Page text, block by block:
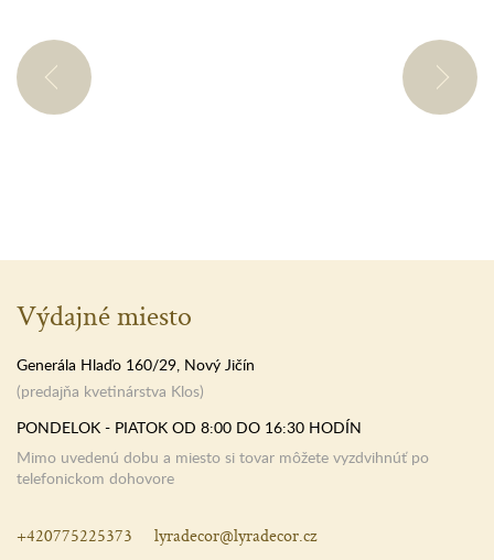
Výdajné miesto
Generála Hlaďo 160/29, Nový Jičín
(predajňa kvetinárstva Klos)
PONDELOK - PIATOK OD 8:00 DO 16:30 HODÍN
Mimo uvedenú dobu a miesto si tovar môžete vyzdvihnúť po
telefonickom dohovore
+420775225373 lyradecor@lyradecor.cz